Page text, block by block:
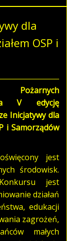
dla
OSP i
Pożarnych
V edycję
Inicjatywy dla
i Samorządów
jest
środowisk.
jest
działań
edukacji
zagrożeń,
małych